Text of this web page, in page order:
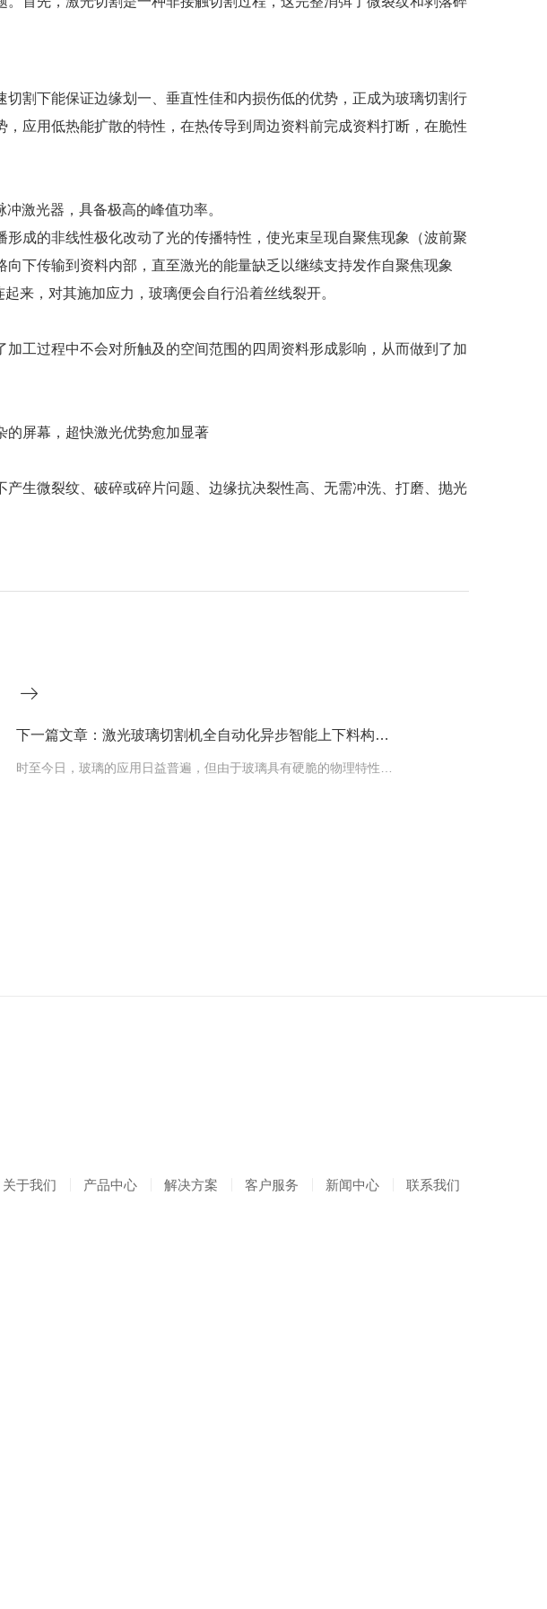
割下能保证边缘划一、垂直性佳和内损伤低的优势，正成为玻璃切割行
应用低热能扩散的特性，在热传导到周边资料前完成资料打断，在脆性
激光器，具备极高的峰值功率。
成的非线性极化改动了光的传播特性，使光束呈现自聚焦现象（波前聚
下传输到资料内部，直至激光的能量缺乏以继续支持发作自聚焦现象
来，对其施加应力，玻璃便会自行沿着丝线裂开。
工过程中不会对所触及的空间范围的四周资料形成影响，从而做到了加
的屏幕，超快激光优势愈加显著
生微裂纹、破碎或碎片问题、边缘抗决裂性高、无需冲洗、打磨、抛光
下一篇文章：激光玻璃切割机全自动化异步智能上下料构造与优势
关于我们 产品中心 解决方案 客户服务 新闻中心 联系我们